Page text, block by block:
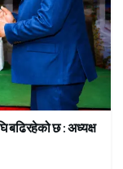
बढिरहेको छ : अध्यक्ष